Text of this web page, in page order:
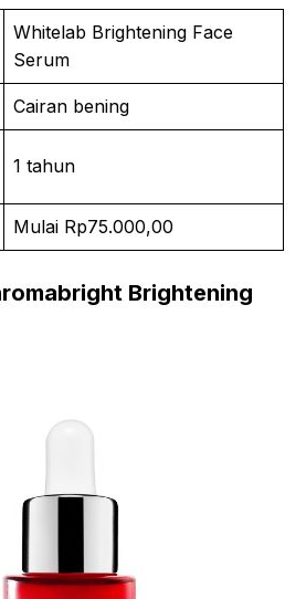
Whitelab Brightening Face
Serum
Cairan bening
1 tahun
Mulai Rp75.000,00
Brightening